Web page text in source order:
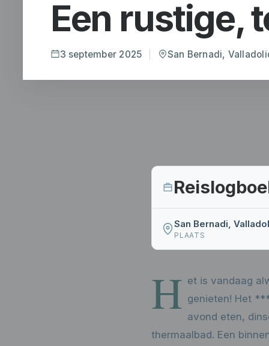
Een rustige,
3 september 2025 San Bernadi,
San Bernadi,
PLAATS
H et is vandaag
genieten! Het
avond eten,
thermaalbad. Een